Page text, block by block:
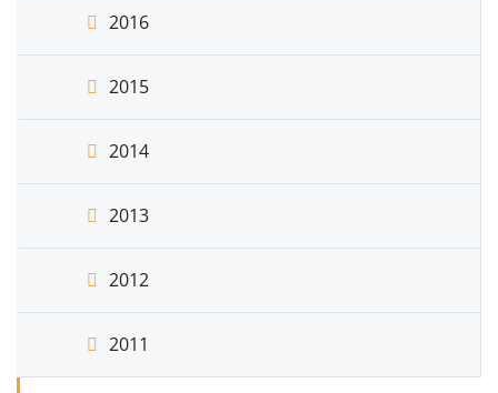
2016
2015
2014
2013
2012
2011